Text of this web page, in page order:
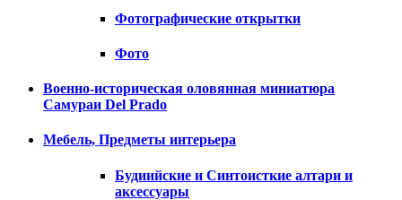
Фотографические открытки
Фото
Военно-историческая оловянная миниатюра
Самураи Del Prado
Мебель, Предметы интерьера
Будиийские и Синтоисткие алтари и
аксессуары